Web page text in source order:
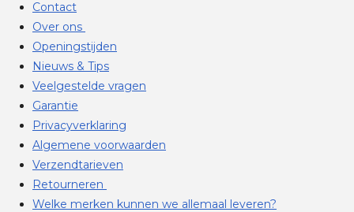
Contact
Over ons
Openingstijden
Nieuws & Tips
Veelgestelde vragen
Garantie
Privacyverklaring
Algemene voorwaarden
Verzendtarieven
Retourneren
Welke merken kunnen we allemaal leveren?